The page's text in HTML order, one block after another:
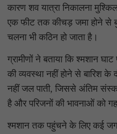
कारण शव यात्रा निकालना
एक फीट तक कीचड़ जमा होने से
चलना भी कठिन हो जाता है।
ग्रामीणों ने बताया कि श्मशान
की व्यवस्था नहीं होने से बारिश के
नहीं जल पाती, जिससे अंतिम
है और परिजनों की भावनाओं को
श्मशान तक पहुंचने के लिए कई